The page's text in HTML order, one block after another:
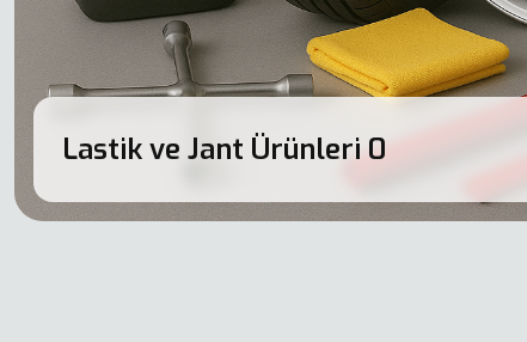
Lastik ve Jant Ürünleri 0